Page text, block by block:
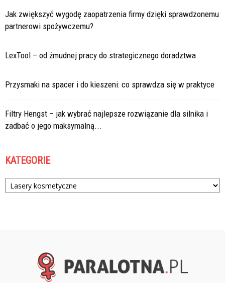
Jak zwiększyć wygodę zaopatrzenia firmy dzięki sprawdzonemu
partnerowi spożywczemu?
LexTool – od żmudnej pracy do strategicznego doradztwa
Przysmaki na spacer i do kieszeni: co sprawdza się w praktyce
Filtry Hengst – jak wybrać najlepsze rozwiązanie dla silnika i
zadbać o jego maksymalną...
KATEGORIE
Kategorie